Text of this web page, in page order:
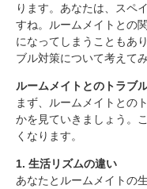
ります。あなたは、スペ
すね。ルームメイトとの
になってしまうこともあ
ブル対策について考えて
ルームメイトとのトラブ
まず、ルームメイトとの
かを見ていきましょう。
くなります。
1. 生活リズムの違い
あなたとルームメイトの